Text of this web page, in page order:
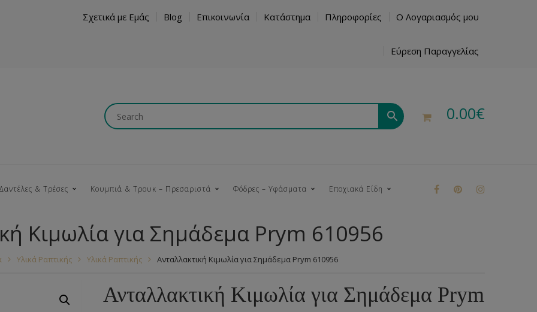
Σχετικά με Εμάς Blog Επικοινωνία Κατάστημα Πληροφορίες Ο Λογαριασμός μου
Εύρεση Παραγγελίας
0.00€
Κουμπώματα
Μεταλλικά Εξαρτήματα
Νήματα
Αξεσουάρ Πλεξίματος
& Τρέσες
Βαμβακερές Κρόσια
Φυτίλια- Κορδόνια
Κουμπιά & Τρουκ – Πρεσαριστά
Ξύλινα
Πουκαμίσου
Τρούκ
Μπουντούζια
Φόδρες – Υφάσματα Εποχιακά Είδη
Κιμωλία για Σημάδεμα Prym 610956
Υλικά Ραπτικής Υλικά Ραπτικής Ανταλλακτική Κιμωλία για Σημάδεμα Prym 610956
Ανταλλακτική Κιμωλία για Σημάδεμα Prym